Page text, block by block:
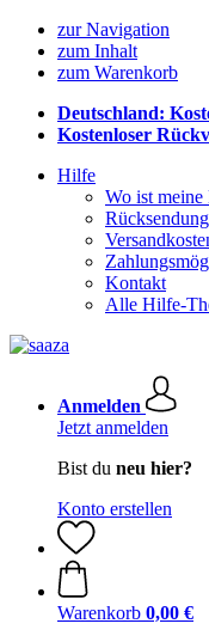
zur Navigation
zum Inhalt
zum Warenkorb
Deutschland:
Kostenloser
Hilfe
Wo ist meine
Kontakt
Alle Hilfe-
Anmelden
Jetzt anmelden
Bist du neu hier?
Konto erstellen
Warenkorb 0,00 €